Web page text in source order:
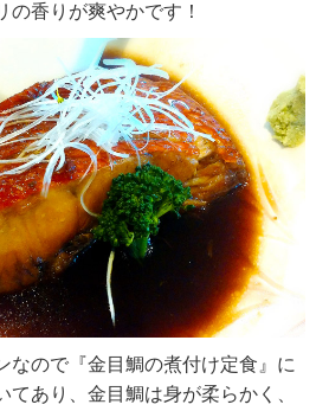
の香りが爽やかです！
なので『金目鯛の煮付け定食』に
てあり、金目鯛は身が柔らかく、